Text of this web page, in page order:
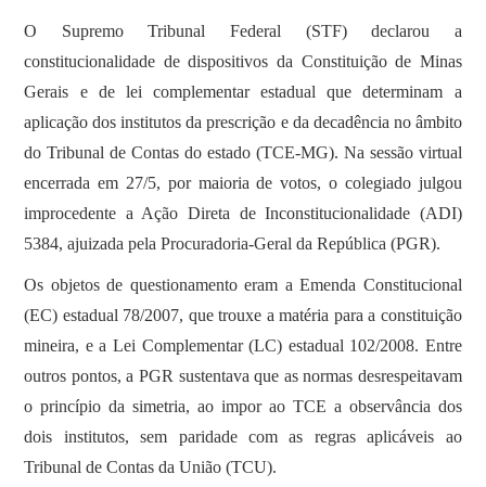
O Supremo Tribunal Federal (STF) declarou a
constitucionalidade de dispositivos da Constituição de Minas
Gerais e de lei complementar estadual que determinam a
aplicação dos institutos da prescrição e da decadência no âmbito
do Tribunal de Contas do estado (TCE-MG). Na sessão virtual
encerrada em 27/5, por maioria de votos, o colegiado julgou
improcedente a Ação Direta de Inconstitucionalidade (ADI)
5384, ajuizada pela Procuradoria-Geral da República (PGR).
Os objetos de questionamento eram a Emenda Constitucional
(EC) estadual 78/2007, que trouxe a matéria para a constituição
mineira, e a Lei Complementar (LC) estadual 102/2008. Entre
outros pontos, a PGR sustentava que as normas desrespeitavam
o princípio da simetria, ao impor ao TCE a observância dos
dois institutos, sem paridade com as regras aplicáveis ao
Tribunal de Contas da União (TCU).